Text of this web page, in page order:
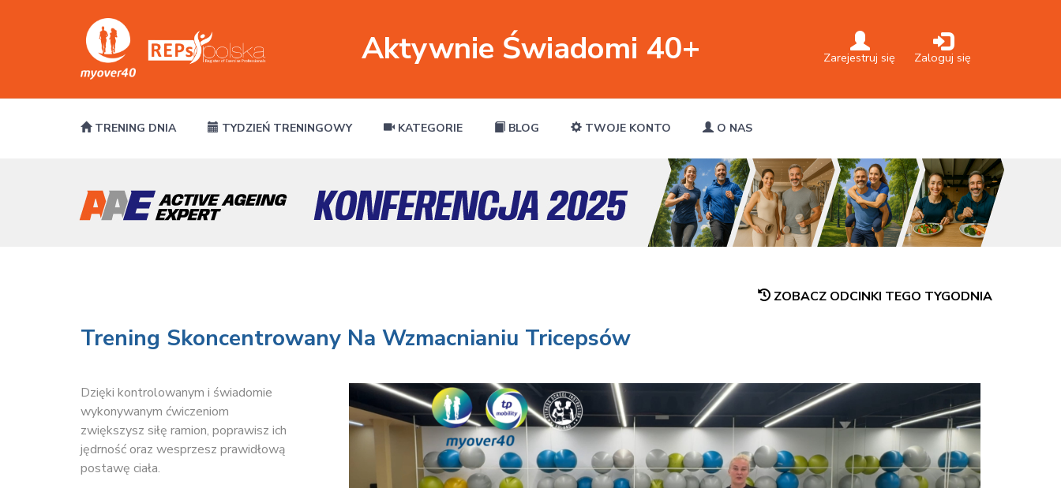
Aktywnie Świadomi 40+ Zaloguj się
Zarejestruj się
TRENING DNIA TYDZIEŃ TRENINGOWY KATEGORIE BLOG TWOJE KONTO O NAS
ZOBACZ ODCINKI TEGO TYGODNIA
Trening Skoncentrowany Na Wzmacnianiu Tricepsów
Dzięki kontrolowanym i świadomie
wykonywanym ćwiczeniom
zwiększysz siłę ramion, poprawisz ich
jędrność oraz wesprzesz prawidłową
postawę ciała.